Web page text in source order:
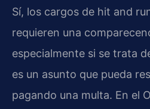
Sí, los cargos de hit and
requieren una
especialmente si se trata
es un asunto que pueda
pagando una multa. En el